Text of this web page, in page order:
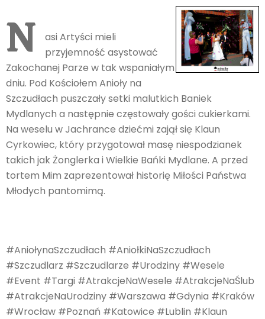
N
asi Artyści mieli
przyjemność asystować
Zakochanej Parze w tak wspaniałym
dniu. Pod Kościołem Anioły na
Szczudłach puszczały setki malutkich Baniek
Mydlanych a następnie częstowały gości cukierkami.
Na weselu w Jachrance dziećmi zajął się Klaun
Cyrkowiec, który przygotował masę niespodzianek
takich jak Żonglerka i Wielkie Bańki Mydlane. A przed
tortem Mim zaprezentował historię Miłości Państwa
Młodych pantomimą.
#AniołynaSzczudłach #AniołkiNaSzczudłach
#Szczudlarz #Szczudlarze #Urodziny #Wesele
#Event #Targi #AtrakcjeNaWesele #AtrakcjeNaŚlub
#AtrakcjeNaUrodziny #Warszawa #Gdynia #Kraków
#Wrocław #Poznań #Katowice #Lublin #Klaun